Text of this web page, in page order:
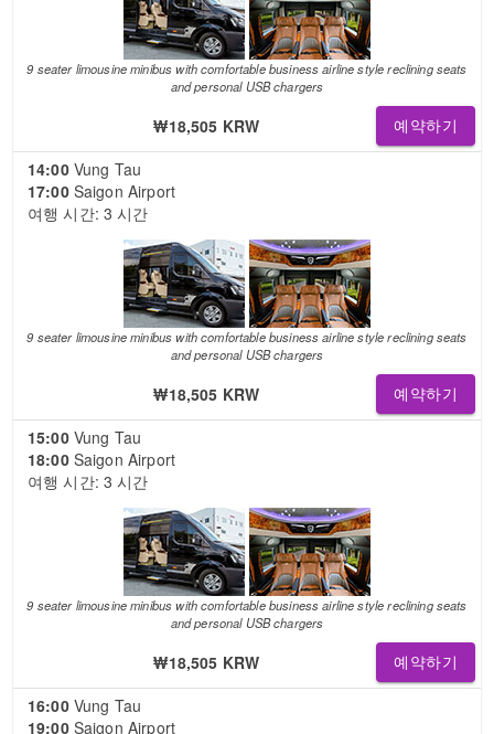
9 seater limousine minibus with comfortable business airline style reclining seats
and personal USB chargers
₩18,505 KRW 예약하기
14:00Vung Tau
17:00Saigon Airport
여행 시간: 3 시간
9 seater limousine minibus with comfortable business airline style reclining seats
and personal USB chargers
₩18,505 KRW 예약하기
15:00Vung Tau
18:00Saigon Airport
여행 시간: 3 시간
9 seater limousine minibus with comfortable business airline style reclining seats
and personal USB chargers
₩18,505 KRW 예약하기
16:00Vung Tau
19:00Saigon Airport